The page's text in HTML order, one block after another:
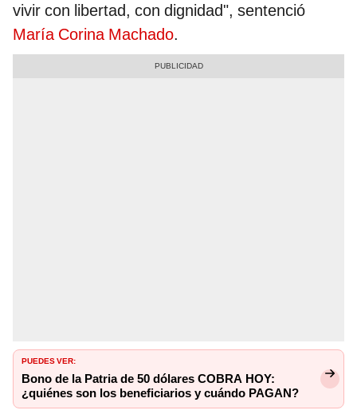
vivir con libertad, con dignidad", sentenció
María Corina Machado.
PUEDES VER:
Bono de la Patria de 50 dólares COBRA HOY:
¿quiénes son los beneficiarios y cuándo PAGAN?